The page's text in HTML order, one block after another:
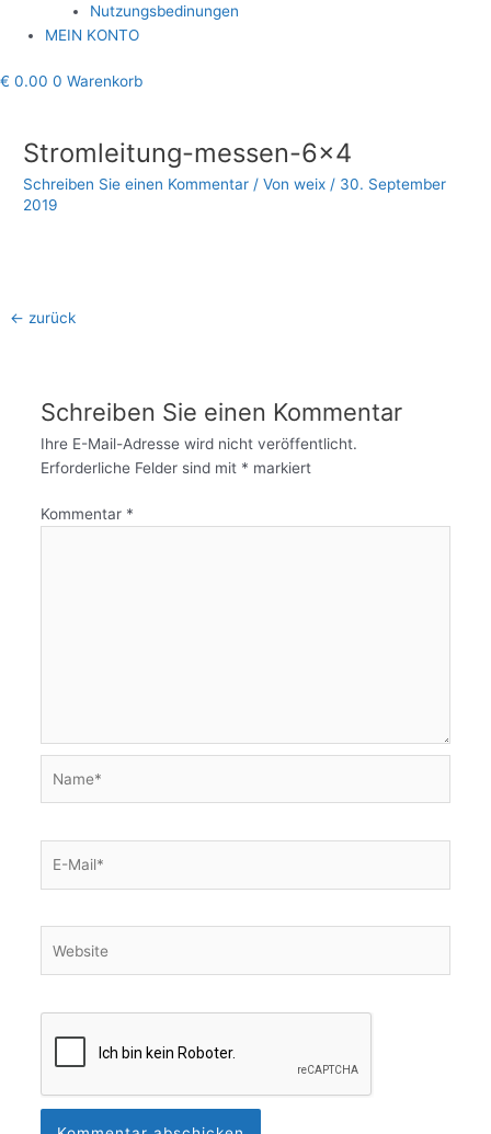
Nutzungsbedinungen
MEIN KONTO
€ 0.00 0 Warenkorb
Stromleitung-messen-6×4
Schreiben Sie einen Kommentar / Vonweix / 30. September
2019
← zurück
Schreiben Sie einen Kommentar
Ihre E-Mail-Adresse wird nicht veröffentlicht.
Erforderliche Felder sind mit * markiert
Kommentar *
Mail*